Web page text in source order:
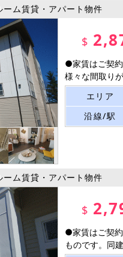
ム賃貸・アパート物件
$
●家賃はご契
様々な間取り
エリア
沿線/駅
ム賃貸・アパート物件
$
●家賃はご契
ものです。同